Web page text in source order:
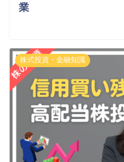
業
株式投資・金融知識